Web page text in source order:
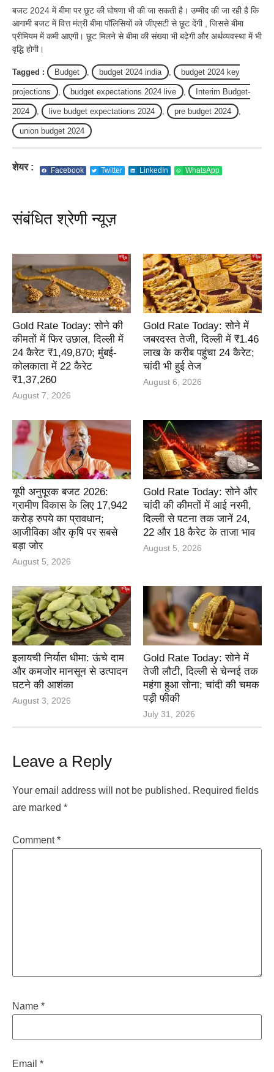
बजट 2024 में बीमा पर छूट की घोषणा भी की जा सकती है। उम्मीद की जा रही है कि
आगामी बजट में वित्त मंत्री बीमा पॉलिसियों को जीएसटी से छूट देंगी , जिससे बीमा
प्रीमियम में कमी आएगी। छूट मिलने से बीमा की संख्या भी बढ़ेगी और अर्थव्यवस्था में भी
वृद्धि होगी।
Tagged : Budget , budget 2024 india , budget 2024 key
projections , budget expectations 2024 live , Interim Budget-
2024 , live budget expectations 2024 , pre budget 2024 ,
union budget 2024
शेयर : Facebook Twitter LinkedIn WhatsApp
संबंधित श्रेणी न्यूज़
Gold Rate Today: सोने की
कीमतों में फिर उछाल, दिल्ली में
24 कैरेट ₹1,49,870; मुंबई-
कोलकाता में 22 कैरेट
₹1,37,260
August 7, 2026
Gold Rate Today: सोने में
जबरदस्त तेजी, दिल्ली में ₹1.46
लाख के करीब पहुंचा 24 कैरेट;
चांदी भी हुई तेज
August 6, 2026
यूपी अनुपूरक बजट 2026:
ग्रामीण विकास के लिए 17,942
करोड़ रुपये का प्रावधान;
आजीविका और कृषि पर सबसे
बड़ा जोर
August 5, 2026
Gold Rate Today: सोने और
चांदी की कीमतों में आई नरमी,
दिल्ली से पटना तक जानें 24,
22 और 18 कैरेट के ताजा भाव
August 5, 2026
इलायची निर्यात धीमा: ऊंचे दाम
और कमजोर मानसून से उत्पादन
घटने की आशंका
August 3, 2026
Gold Rate Today: सोने में
तेजी लौटी, दिल्ली से चेन्नई तक
महंगा हुआ सोना; चांदी की चमक
पड़ी फीकी
July 31, 2026
Leave a Reply
Your email address will not be published. Required fields
are marked *
Comment*
Name *
Email *